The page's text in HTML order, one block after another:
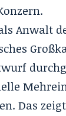
Anwalt
Das